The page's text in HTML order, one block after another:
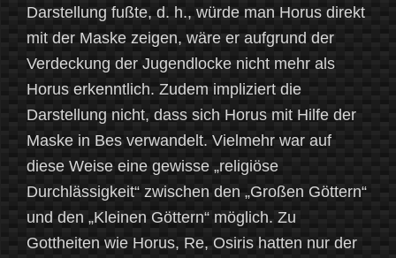
Darstellung fußte, d. h., würde man Horus direkt
mit der Maske zeigen, wäre er aufgrund der
Verdeckung der Jugendlocke nicht mehr als
Horus erkenntlich. Zudem impliziert die
Darstellung nicht, dass sich Horus mit Hilfe der
Maske in Bes verwandelt. Vielmehr war auf
diese Weise eine gewisse „religiöse
Durchlässigkeit“ zwischen den „Großen Göttern“
und den „Kleinen Göttern“ möglich. Zu
Gottheiten wie Horus, Re, Osiris hatten nur der